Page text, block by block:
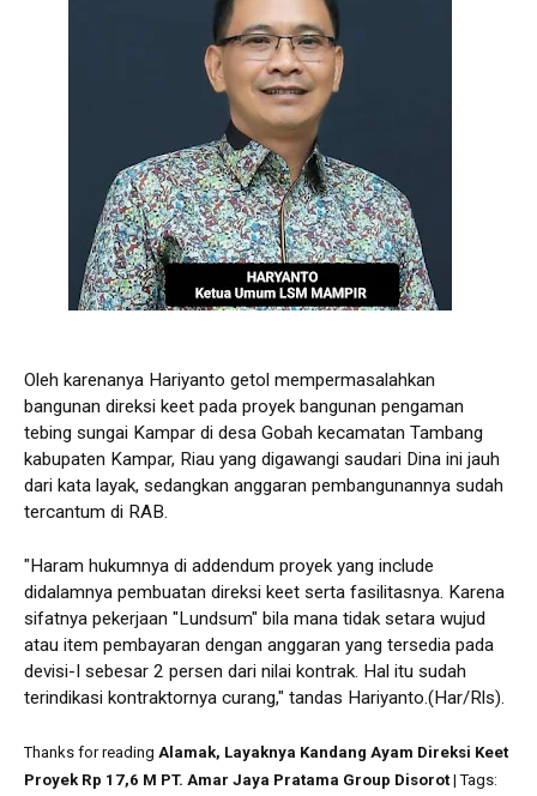
Oleh karenanya Hariyanto getol mempermasalahkan
bangunan direksi keet pada proyek bangunan pengaman
tebing sungai Kampar di desa Gobah kecamatan Tambang
kabupaten Kampar, Riau yang digawangi saudari Dina ini jauh
dari kata layak, sedangkan anggaran pembangunannya sudah
tercantum di RAB.
"Haram hukumnya di addendum proyek yang include
didalamnya pembuatan direksi keet serta fasilitasnya. Karena
sifatnya pekerjaan "Lundsum" bila mana tidak setara wujud
atau item pembayaran dengan anggaran yang tersedia pada
devisi-I sebesar 2 persen dari nilai kontrak. Hal itu sudah
terindikasi kontraktornya curang," tandas Hariyanto.(Har/Rls).
Thanks for reading Alamak, Layaknya Kandang Ayam Direksi Keet
Proyek Rp 17,6 M PT. Amar Jaya Pratama Group Disorot | Tags: